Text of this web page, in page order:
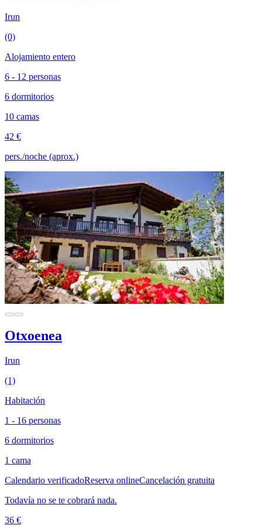
Irun
(0)
Alojamiento entero
6 - 12 personas
6 dormitorios
10 camas
42 €
pers./noche (aprox.)
Otxoenea
Irun
(1)
Habitación
1 - 16 personas
6 dormitorios
1 cama
Calendario verificadoReserva onlineCancelación gratuita
Todavía no se te cobrará nada.
36 €